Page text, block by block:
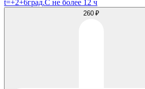
t=+2+6град.С не более 12 ч
260 ₽